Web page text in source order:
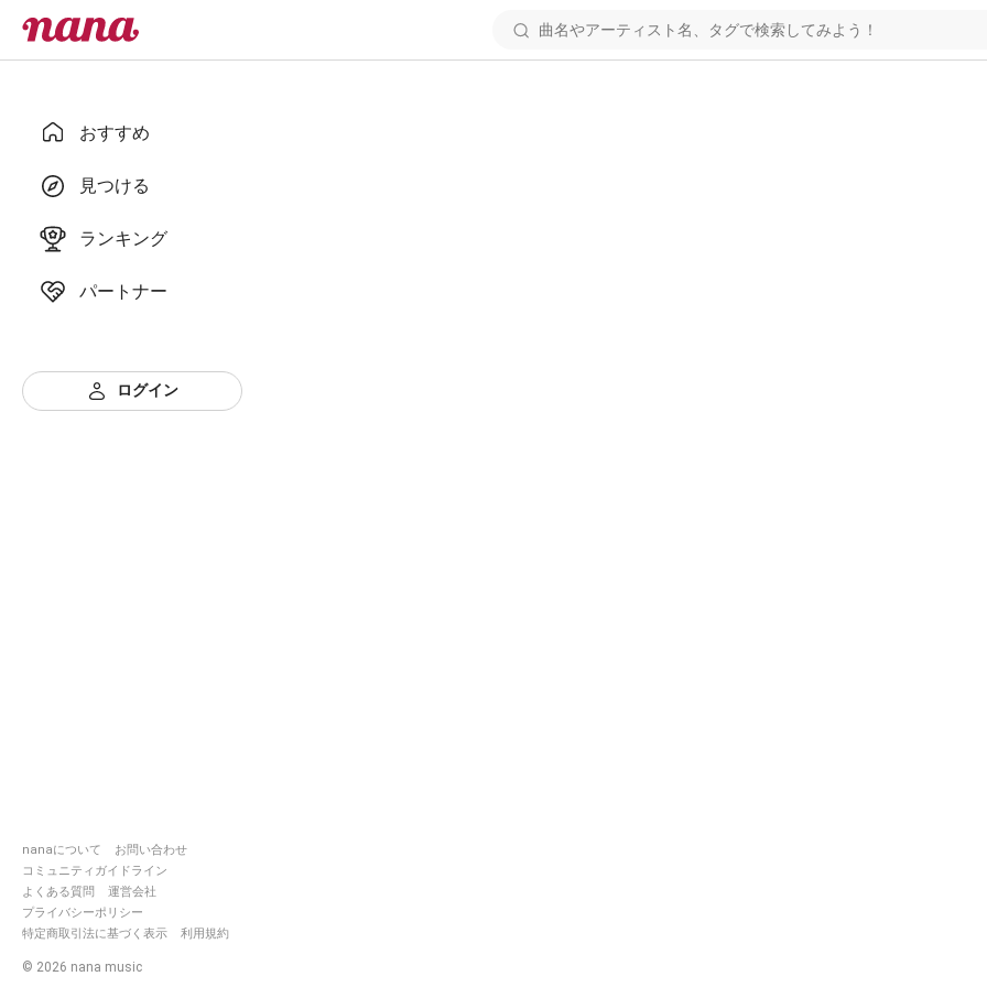
おすすめ
見つける
ランキング
パートナー
ログイン
nanaについて
お問い合わせ
コミュニティガイドライン
よくある質問
運営会社
プライバシーポリシー
特定商取引法に基づく表示
利用規約
© 2026 nana music